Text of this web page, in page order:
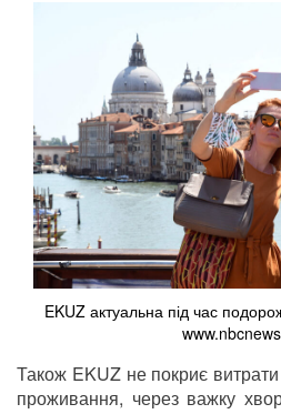
EKUZ актуальна під час
Також EKUZ не покриє
проживання, через важку